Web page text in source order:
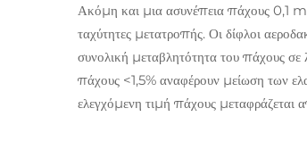
Ακόμη και μια ασυνέπεια πάχους 0,1
ταχύτητες μετατροπής. Οι δίφλοι
συνολική μεταβλητότητα του πάχους
πάχους <1,5% αναφέρουν μείωση των
ελεγχόμενη τιμή πάχους μεταφράζεται